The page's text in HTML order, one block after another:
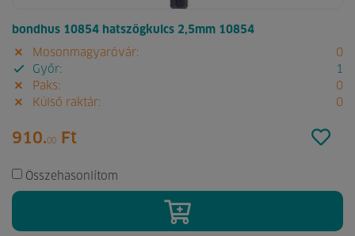
bondhus 10854 hatszögkulcs 2,5mm 10854
Mosonmagyaróvár:
0
Győr:
1
Paks:
0
Külső raktár:
0
910.00 Ft
Összehasonlítom